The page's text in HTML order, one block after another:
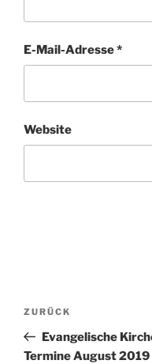
E-Mail-Adresse*
Website
Vorheriger
Beitrag
ZURÜCK
Evangelische
Termine August 2019